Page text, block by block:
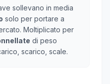
sollevano in media
solo per portare a
Moltiplicato per
di peso
scarico, scale.